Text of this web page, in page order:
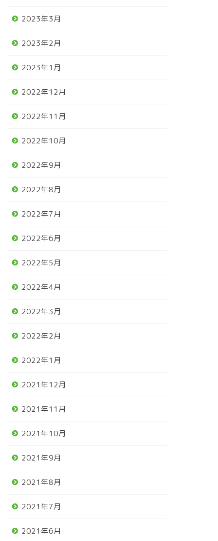
2023年3月
2023年2月
2023年1月
2022年12月
2022年11月
2022年10月
2022年9月
2022年8月
2022年7月
2022年6月
2022年5月
2022年4月
2022年3月
2022年2月
2022年1月
2021年12月
2021年11月
2021年10月
2021年9月
2021年8月
2021年7月
2021年6月